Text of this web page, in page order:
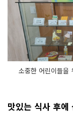
소중한 어린이들
맛있는 식사 후에